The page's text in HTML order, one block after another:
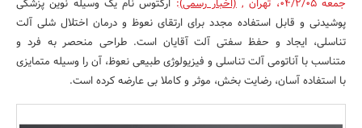
و
روابط
عمومی‌ها
صنعت و تولید
کسب و کار و خرده فروشی
صنایع غذایی و کشاورزی
گردشگری و میراث فرهنگی
محیط زیست
تبلیغات و روابط عمومی
هنرهای تجسمی
صنایع دستی
سبک زندگی دکوراسیون و منزل
رویداد
جمعه 04/2/05 ، تهران ,(اخبار رسمی): ارکتوس نام یک وسیله نوین پزشکی
پوشیدنی و قابل استفاده مجدد برای ارتقای نعوظ و درمان اختلال شلی آلت
تناسلی، ایجاد و حفظ سفتی آلت آقایان است. طراحی منحصر به فرد و
متناسب با آناتومی آلت تناسلی و فیزیولوژی طبیعی نعوظ، آن را وسیله متمایزی
با استفاده آسان، رضایت بخش، موثر و کاملا بی عارضه کرده است.